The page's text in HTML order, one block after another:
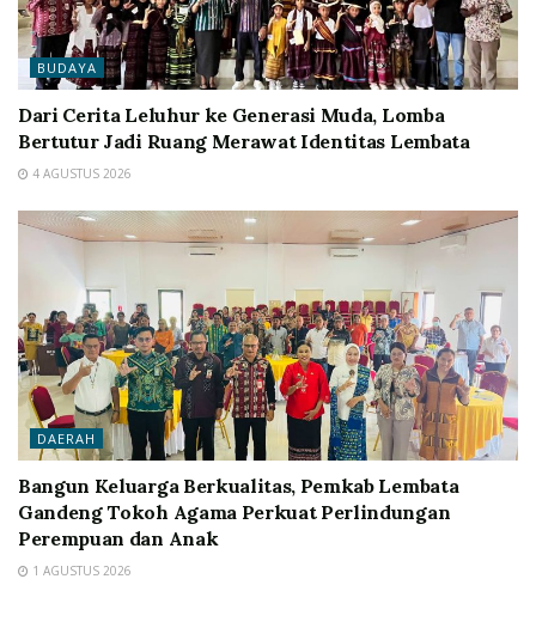
BUDAYA
Dari Cerita Leluhur ke Generasi Muda, Lomba
Bertutur Jadi Ruang Merawat Identitas Lembata
4 AGUSTUS 2026
DAERAH
Bangun Keluarga Berkualitas, Pemkab Lembata
Gandeng Tokoh Agama Perkuat Perlindungan
Perempuan dan Anak
1 AGUSTUS 2026